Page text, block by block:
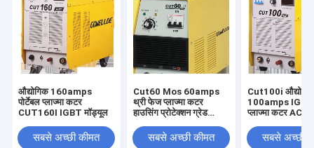
औद्योगिक 160amps
पोर्टेबल प्लाज्मा कटर
CUT160I IGBT मॉड्यूल
सबसे अच्छी कीमत
Cut60 Mos 60amps
थ्री फेज प्लाज्मा कटर
हाउसिंग प्रोटेक्शन ग्रेड
सबसे अच्छी कीमत
Cut100i
100amps IGBT
प्लाज्मा कटर
सबसे अच्छी